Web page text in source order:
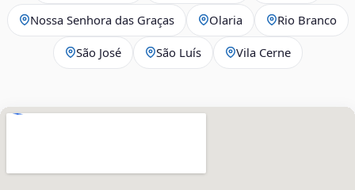
Nossa Senhora das Graças Olaria Rio Branco
São José São Luís Vila Cerne